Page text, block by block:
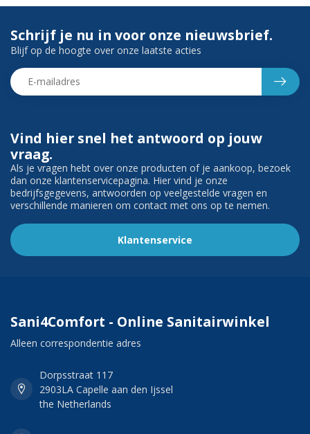
Vind hier snel het antwoord op jouw
vraag.
Als je vragen hebt over onze producten of je aankoop, bezoek
dan onze klantenservicepagina. Hier vind je onze
bedrijfsgegevens, antwoorden op veelgestelde vragen en
verschillende manieren om contact met ons op te nemen.
Klantenservice
Schrijf je nu in voor onze nieuwsbrief.
Blijf op de hoogte over onze laatste acties
Sani4Comfort - Online Sanitairwinkel
Alleen correspondentie adres
Dorpsstraat 117
2903LA Capelle aan den Ijssel
the Netherlands